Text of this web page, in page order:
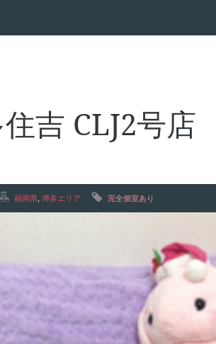
吉 CLJ2号店
福岡県, 博多エリア 完全個室あり